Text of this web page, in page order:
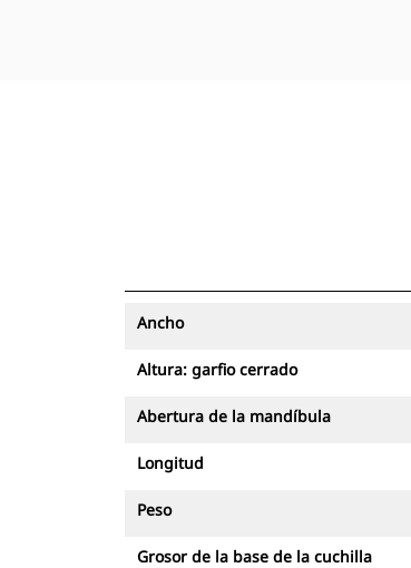
Ancho
Altura: garfio cerrado
Abertura de la mandíbula
Longitud
Peso
Grosor de la base de la cuchilla